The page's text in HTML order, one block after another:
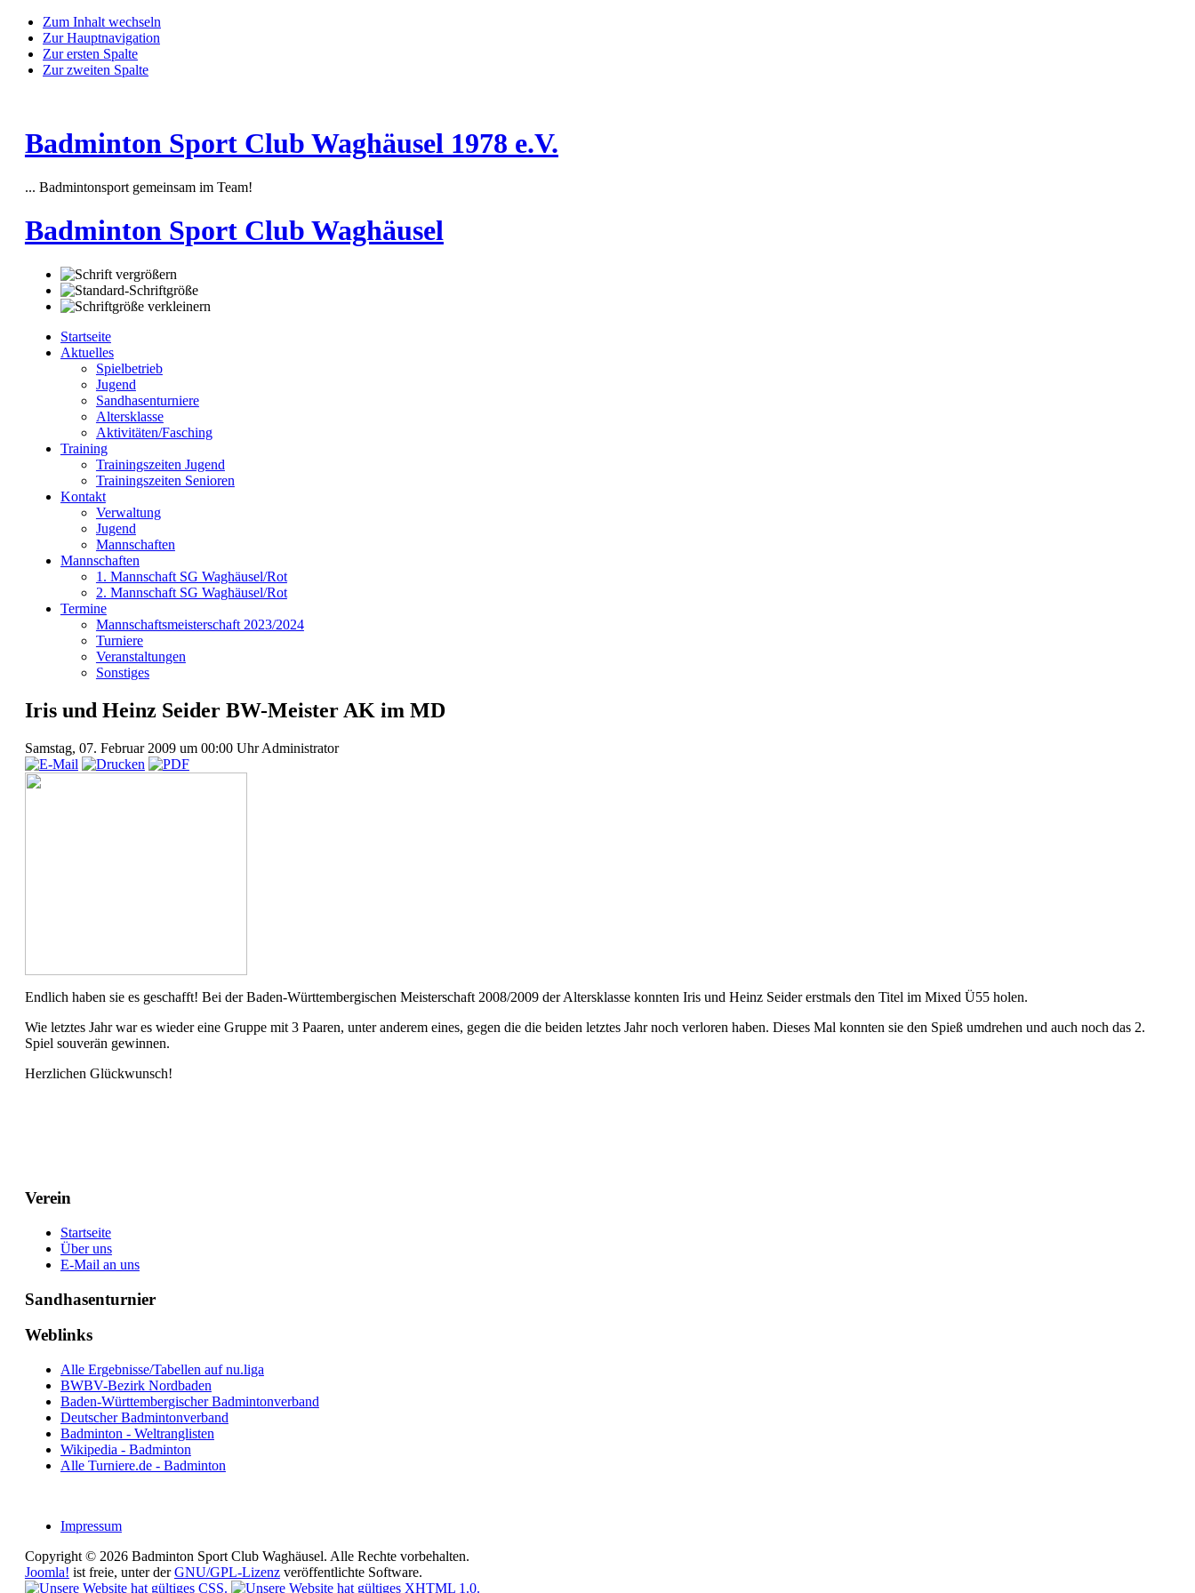
Zum Inhalt wechseln
Zur Hauptnavigation
Zur ersten Spalte
Zur zweiten Spalte
Badminton Sport Club Waghäusel 1978 e.V.
... Badmintonsport gemeinsam im Team!
Badminton Sport Club Waghäusel
Startseite
Aktuelles
Spielbetrieb
Jugend
Sandhasenturniere
Altersklasse
Aktivitäten/Fasching
Training
Trainingszeiten Jugend
Trainingszeiten Senioren
Kontakt
Verwaltung
Jugend
Mannschaften
Mannschaften
1. Mannschaft SG Waghäusel/Rot
2. Mannschaft SG Waghäusel/Rot
Termine
Mannschaftsmeisterschaft 2023/2024
Turniere
Veranstaltungen
Sonstiges
Iris und Heinz Seider BW-Meister AK im MD
Samstag, 07. Februar 2009 um 00:00 UhrAdministrator
Endlich haben sie es geschafft! Bei der Baden-Württembergischen Meisterschaft 2008/2009 der Altersklasse konnten Iris und Heinz Seider erstmals den Titel im Mixed Ü55 holen.
Wie letztes Jahr war es wieder eine Gruppe mit 3 Paaren, unter anderem eines, gegen die die beiden letztes Jahr noch verloren haben. Dieses Mal konnten sie den Spieß umdrehen und auch noch das 2.
Spiel souverän gewinnen.
Herzlichen Glückwunsch!
Verein
Startseite
Über uns
E-Mail an uns
Sandhasenturnier
Weblinks
Alle Ergebnisse/Tabellen auf nu.liga
BWBV-Bezirk Nordbaden
Baden-Württembergischer Badmintonverband
Deutscher Badmintonverband
Badminton - Weltranglisten
Wikipedia - Badminton
Alle Turniere.de - Badminton
Impressum
Copyright © 2026 Badminton Sport Club Waghäusel. Alle Rechte vorbehalten.
Joomla! ist freie, unter derGNU/GPL-Lizenzveröffentlichte Software.